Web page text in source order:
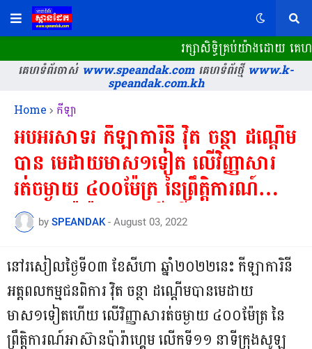
រក្សាសិទ្ធិគ្រប់យ៉ាងដោយ គ
គេហទំព័រចាស់www.speandak.comគេហទំព័រថ្មីwww.k-
speandak.com.kh
Home កីឡា
អបអរសាទរ កីឡាការិនី វ៉ិត ចន្ថា ដណ្តើម
បាន មេដាយមាស១ទៀត លើវិញ្ញាសារ
រត់ចម្ងាយ ៤០០ម៉ែត្រ នៃព្រឹត្តិការណ៍
អាស៊ានប៉ារ៉ាហ្គេម លើកទី១១ ...
by SPEANDAK - August 03, 2022
នៅរសៀលថ្ងៃទី០៣ ខែសីហា ឆ្នាំ២០២២នេះ កីឡាការិនី
អត្តពលកម្មជនពិការ វ៉ិត ចន្ថា ដណ្តើមបានមេដាយ
មាស១ទៀតហើយ លើវិញ្ញាសារត់ចម្ងាយ ៤០០ម៉ែត្រ នៃ
ព្រឹត្តិការណ៍អាស៊ានប៉ារ៉ាហ្គេម លើកទី១១ នាទីក្រុងសូឡូ